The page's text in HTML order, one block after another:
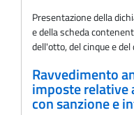
Presentazione della
e della scheda
dell'otto, del cinque e
Ravvedimento
imposte
con sanzione e